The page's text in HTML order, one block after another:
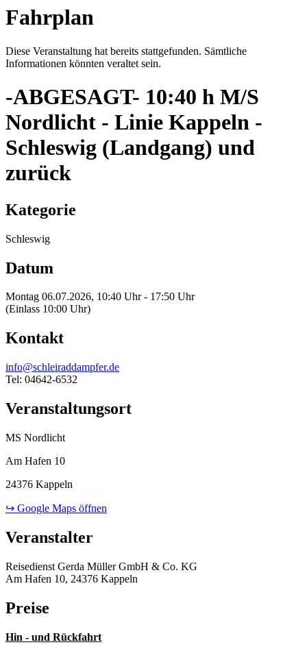
Fahrplan
Diese Veranstaltung hat bereits stattgefunden. Sämtliche
Informationen könnten veraltet sein.
-ABGESAGT- 10:40 h M/S
Nordlicht - Linie Kappeln -
Schleswig (Landgang) und
zurück
Kategorie
Schleswig
Datum
Montag 06.07.2026, 10:40 Uhr - 17:50 Uhr
(Einlass 10:00 Uhr)
Kontakt
info@schleiraddampfer.de
Tel: 04642-6532
Veranstaltungsort
MS Nordlicht
Am Hafen 10
24376 Kappeln
↪ Google Maps öffnen
Veranstalter
Reisedienst Gerda Müller GmbH & Co. KG
Am Hafen 10, 24376 Kappeln
Preise
Hin - und Rückfahrt